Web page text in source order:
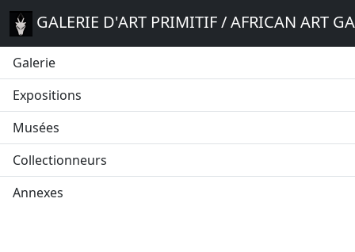
GALERIE D'ART PRIMITIF / AFRICAN ART
Galerie
Expositions
Musées
Collectionneurs
Annexes